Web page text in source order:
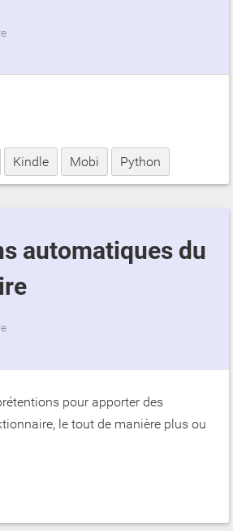
Kindle Mobi Python
pour apporter des
le tout de manière plus ou